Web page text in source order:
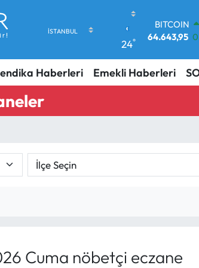
24°
DOLAR
47,6704 0
STERLİN
64,2143 0
6500.87
Haberleri Emekli Haberleri
Cuma nöbetçi eczane